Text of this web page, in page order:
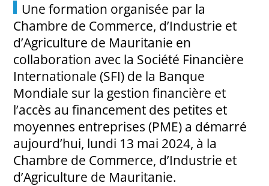
Une formation organisée par la
Chambre de Commerce, d’Industrie et
d’Agriculture de Mauritanie en
collaboration avec la Société Financière
Internationale (SFI) de la Banque
Mondiale sur la gestion financière et
l’accès au financement des petites et
moyennes entreprises (PME) a démarré
aujourd’hui, lundi 13 mai 2024, à la
Chambre de Commerce, d’Industrie et
d’Agriculture de Mauritanie.